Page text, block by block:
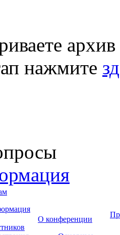
нажмите
О конференции